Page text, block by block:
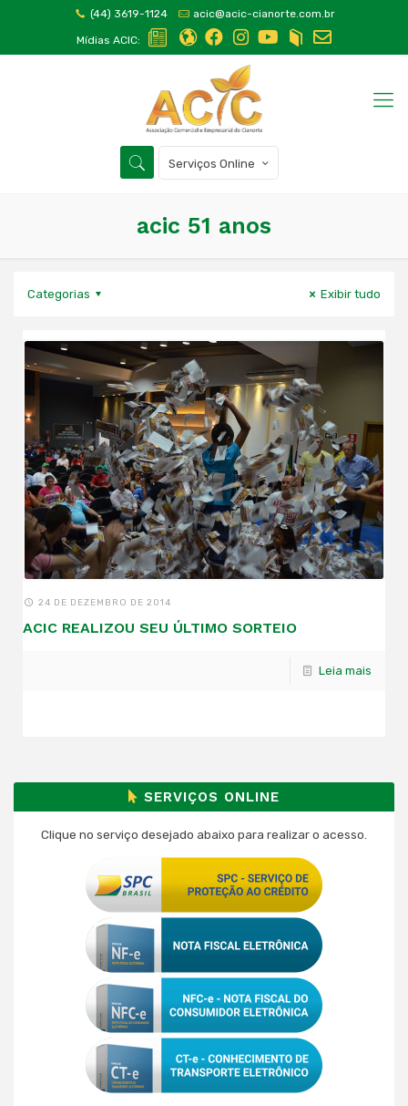
(44) 3619-1124 acic@acic-cianorte.com.br
Mídias ACIC:
Serviços Online
acic 51 anos
Categorias Exibir tudo
24 DE DEZEMBRO DE 2014
ACIC REALIZOU SEU ÚLTIMO SORTEIO
Leia mais
SERVIÇOS ONLINE
Clique no serviço desejado abaixo para realizar o acesso.